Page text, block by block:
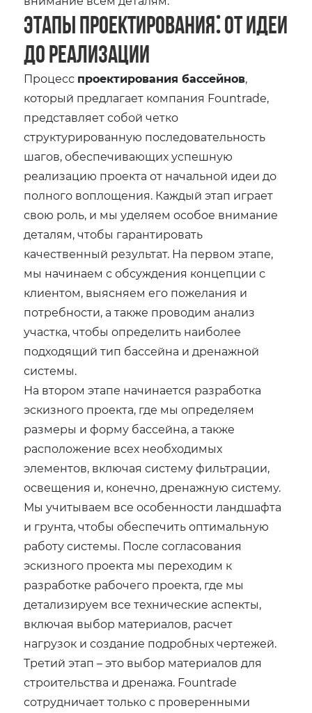
Этапы проектирования⁚ от идеи
до реализации
Процесс проектирования бассейнов,
который предлагает компания Fountrade,
представляет собой четко
структурированную последовательность
шагов, обеспечивающих успешную
реализацию проекта от начальной идеи до
полного воплощения. Каждый этап играет
свою роль, и мы уделяем особое внимание
деталям, чтобы гарантировать
качественный результат. На первом этапе,
мы начинаем с обсуждения концепции с
клиентом, выясняем его пожелания и
потребности, а также проводим анализ
участка, чтобы определить наиболее
подходящий тип бассейна и дренажной
системы.
На втором этапе начинается разработка
эскизного проекта, где мы определяем
размеры и форму бассейна, а также
расположение всех необходимых
элементов, включая систему фильтрации,
освещения и, конечно, дренажную систему.
Мы учитываем все особенности ландшафта
и грунта, чтобы обеспечить оптимальную
работу системы. После согласования
эскизного проекта мы переходим к
разработке рабочего проекта, где мы
детализируем все технические аспекты,
включая выбор материалов, расчет
нагрузок и создание подробных чертежей.
Третий этап – это выбор материалов для
строительства и дренажа. Fountrade
сотрудничает только с проверенными